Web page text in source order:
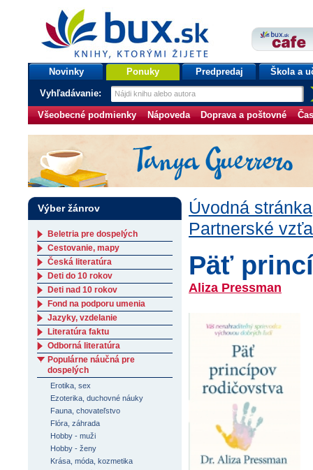
bux.sk
knihy, ktorými žijete
Úvodná stránka
Novinky Ponuky Predpredaj Škola a
Vyhľadávanie:
Všeobecné podmienky Nápoveda Doprava a poštovné
Úvodná stránka
Partnerské
Päť
Aliza Pressman
Výber žánrov
Beletria pre dospelých
Cestovanie, mapy
Česká literatúra
Deti do 10 rokov
Deti nad 10 rokov
Fond na podporu umenia
Jazyky, vzdelanie
Literatúra faktu
Odborná literatúra
Populárne náučná pre
dospelých
Erotika, sex
Ezoterika, duchovné náuky
Fauna, chovateľstvo
Flóra, záhrada
Hobby - muži
Hobby - ženy
Krása, móda, kozmetika